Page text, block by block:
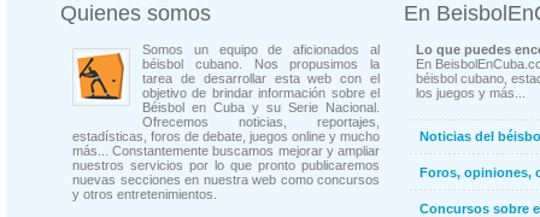
Quienes somos
Somos un equipo de aficionados al
béisbol cubano. Nos propusimos la
tarea de desarrollar esta web con el
objetivo de brindar información sobre el
Béisbol en Cuba y su Serie Nacional.
Ofrecemos noticias, reportajes,
estadísticas, foros de debate, juegos online y mucho
más... Constantemente buscamos mejorar y ampliar
nuestros servicios por lo que pronto publicaremos
nuevas secciones en nuestra web como concursos
y otros entretenimientos.
En
Lo que puedes
En
béisbol cubano,
los juegos y más...
Noticias del
Foros, opiniones,
Concursos sobre